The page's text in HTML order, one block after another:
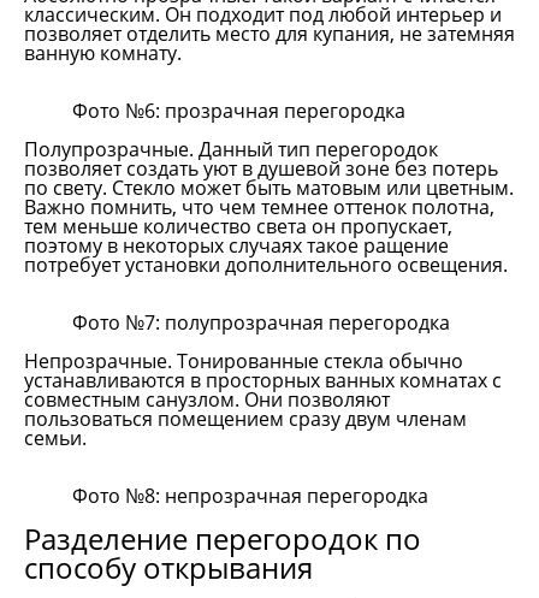
классическим. Он подходит под любой интерьер и
позволяет отделить место для купания, не затемняя
ванную комнату.
Фото №6: прозрачная перегородка
Полупрозрачные. Данный тип перегородок
позволяет создать уют в душевой зоне без потерь
по свету. Стекло может быть матовым или цветным.
Важно помнить, что чем темнее оттенок полотна,
тем меньше количество света он пропускает,
поэтому в некоторых случаях такое ращение
потребует установки дополнительного освещения.
Фото №7: полупрозрачная перегородка
Непрозрачные. Тонированные стекла обычно
устанавливаются в просторных ванных комнатах с
совместным санузлом. Они позволяют
пользоваться помещением сразу двум членам
семьи.
Фото №8: непрозрачная перегородка
Разделение перегородок по
способу открывания